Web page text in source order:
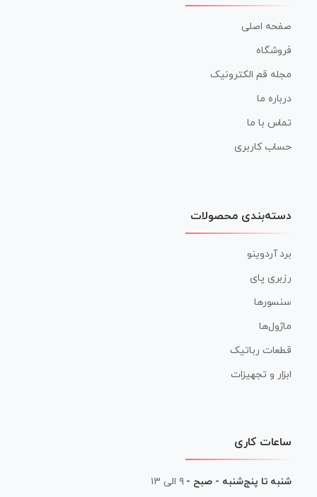
صفحه اصلی
فروشگاه
مجله قم الکترونیک
درباره ما
تماس با ما
حساب کاربری
دسته‌بندی محصولات
برد آردوینو
رزبری پای
سنسورها
ماژول‌ها
قطعات رباتیک
ابزار و تجهیزات
ساعات کاری
شنبه تا پنج‌شنبه - صبح - ۹ الی ۱۳